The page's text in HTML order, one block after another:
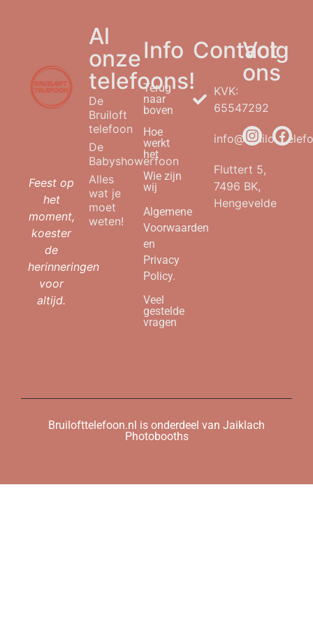
Feest op
het
moment,
koester
de
herinneringen
voor
altijd.
Al
onze
telefoons!
De
Bruiloft
telefoon
De
Babyshowerfoon
Alles
wat je
moet
weten!
Info
Terug
naar
boven
Hoe
werkt
het
Wie zijn
wij
Algemene
Voorwaarden
en
Privacy
Policy.
Veel
gestelde
vragen
Contact
KVK:
65547292
Fluttert 5,
7496 BK,
Hengevelde
Volg
ons
Bruilofttelefoon.nl is onderdeel van Jaiklach
Photobooths